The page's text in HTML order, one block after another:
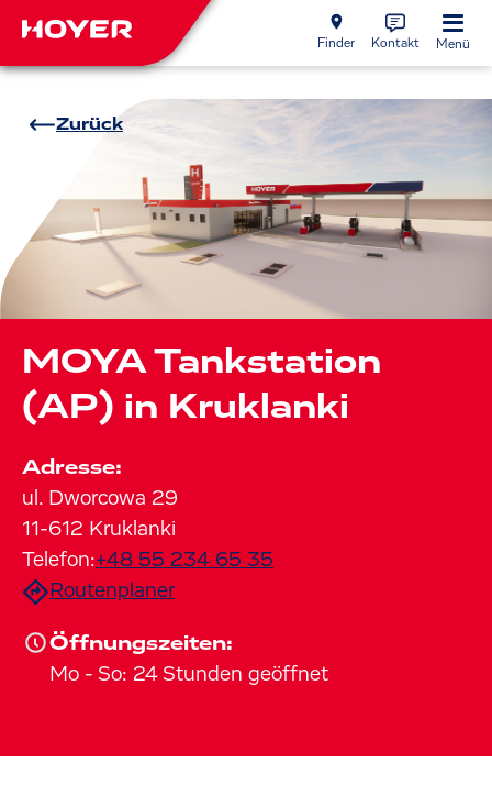
Finder Kontakt Menü
Zurück
MOYA Tankstation
(AP) in Kruklanki
Adresse:
ul. Dworcowa 29
11-612 Kruklanki
Telefon:+48 55 234 65 35
Routenplaner
Öffnungszeiten:
Mo - So: 24 Stunden geöffnet